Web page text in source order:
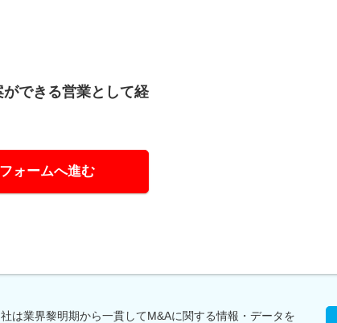
できる営業として経
ォームへ進む
は業界黎明期から一貫してM&Aに関する情報・データを